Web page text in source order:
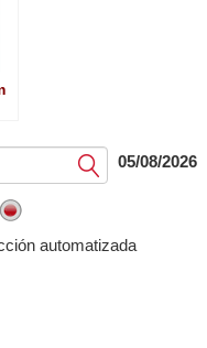
Submit05/08/2026
automatizada